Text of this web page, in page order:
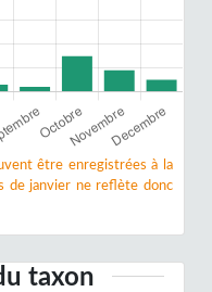
être enregistrées à la
de janvier ne reflète donc
taxon